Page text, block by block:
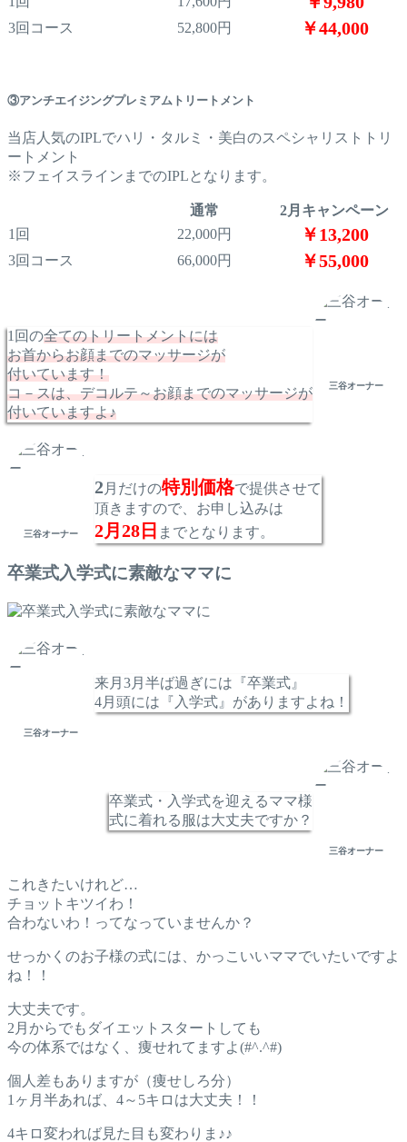
3回コース 52,800円 ￥44,000
③アンチエイジングプレミアムトリートメント
当店人気のIPLでハリ・タルミ・美白のスペシャリストトリ
ートメント
※フェイスラインまでのIPLとなります。
通常
2月キャンペーン
1回
22,000円 ￥13,200
3回コース 66,000円 ￥55,000
1回の全てのトリートメントには
お首からお顔までのマッサージが
付いています！
コ－スは、デコルテ～お顔までのマッサージが
付いていますよ♪
三谷オーナー
三谷オーナー
2 月だけの特別価格で提供させて
頂きますので、お申し込みは
2月28日 までとなります。
卒業式入学式に素敵なママに
三谷オーナー
来月3月半ば過ぎには『卒業式』
4月頭には『入学式』がありますよね！
卒業式・入学式を迎えるママ様
式に着れる服は大丈夫ですか？
三谷オーナー
これきたいけれど…
チョットキツイわ！
合わないわ！ってなっていませんか？
せっかくのお子様の式には、かっこいいママでいたいですよ
ね！！
大丈夫です。
2月からでもダイエットスタートしても
今の体系ではなく、痩せれてますよ(#^.^#)
個人差もありますが（痩せしろ分）
1ヶ月半あれば、4～5キロは大丈夫！！
4キロ変われば見た目も変わりま♪♪